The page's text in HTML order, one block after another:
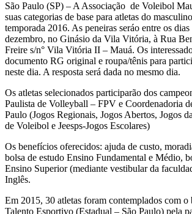
São Paulo (SP) – A Associação de Voleibol
suas categorias de base para atletas do
temporada 2016. As peneiras seráo entre os
dezembro, no Ginásio da Vila Vitória, à Rua
Freire s/n° Vila Vitória II – Mauá. Os
documento RG original e roupa/tênis para
neste dia. A resposta será dada no mesmo dia.
Os atletas selecionados participarão dos
Paulista de Volleyball – FPV e Coordenadoria
Paulo (Jogos Regionais, Jogos Abertos, Jogos
de Voleibol e Jeesps-Jogos Escolares)
Os benefícios oferecidos: ajuda de custo,
bolsa de estudo Ensino Fundamental e Médio,
Ensino Superior (mediante vestibular da
Inglês.
Em 2015, 30 atletas foram contemplados com o
Talento Esportivo (Estadual – São Paulo) pela